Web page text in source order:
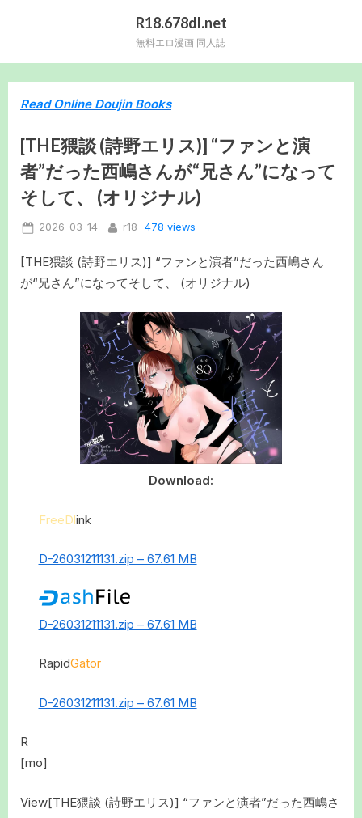
R18.678dl.net
無料エロ漫画 同人誌
Read Online Doujin Books
[THE猥談 (詩野エリス)] “ファンと演
者”だった西嶋さんが“兄さん”になって
そして、 (オリジナル)
Posted
2026-03-14 By
r18 478 views
[THE猥談 (詩野エリス)] “ファンと演者”だった西嶋さん
が“兄さん”になってそして、 (オリジナル)
Download:
FreeDlink
D-26031211131.zip – 67.61 MB
D-26031211131.zip – 67.61 MB
RapidGator
D-26031211131.zip – 67.61 MB
R
[mo]
View[THE猥談 (詩野エリス)] “ファンと演者”だった西嶋さ